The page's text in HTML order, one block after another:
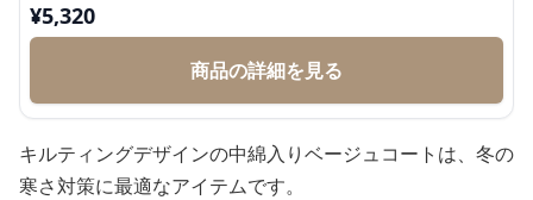
¥5,320
商品の詳細を見る
キルティングデザインの中綿入りベージュコートは、冬の
寒さ対策に最適なアイテムです。